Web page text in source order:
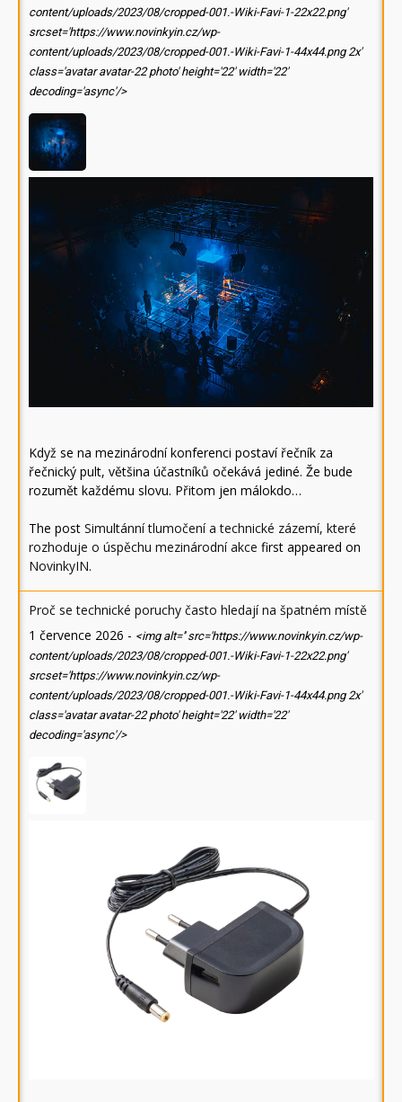
content/uploads/2023/08/cropped-001.-Wiki-Favi-1-22x22.png'
srcset='https://www.novinkyin.cz/wp-
content/uploads/2023/08/cropped-001.-Wiki-Favi-1-44x44.png 2x'
class='avatar avatar-22 photo' height='22' width='22'
decoding='async'/>
Když se na mezinárodní konferenci postaví řečník za
řečnický pult, většina účastníků očekává jediné. Že bude
rozumět každému slovu. Přitom jen málokdo…
The post Simultánní tlumočení a technické zázemí, které
rozhoduje o úspěchu mezinárodní akce first appeared on
NovinkyIN.
Proč se technické poruchy často hledají na špatném místě
1 července 2026 - <img alt='' src='https://www.novinkyin.cz/wp-
content/uploads/2023/08/cropped-001.-Wiki-Favi-1-22x22.png'
srcset='https://www.novinkyin.cz/wp-
content/uploads/2023/08/cropped-001.-Wiki-Favi-1-44x44.png 2x'
class='avatar avatar-22 photo' height='22' width='22'
decoding='async'/>